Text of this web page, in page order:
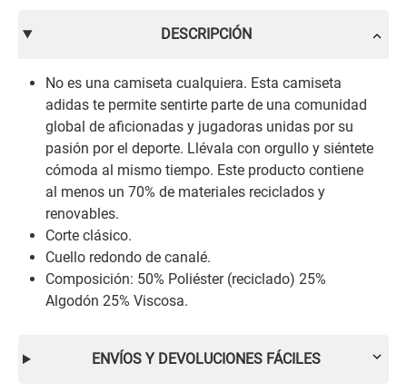
DESCRIPCIÓN
No es una camiseta cualquiera. Esta camiseta
adidas te permite sentirte parte de una comunidad
global de aficionadas y jugadoras unidas por su
pasión por el deporte. Llévala con orgullo y siéntete
cómoda al mismo tiempo. Este producto contiene
al menos un 70% de materiales reciclados y
renovables.
Corte clásico.
Cuello redondo de canalé.
Composición: 50% Poliéster (reciclado) 25%
Algodón 25% Viscosa.
ENVÍOS Y DEVOLUCIONES FÁCILES